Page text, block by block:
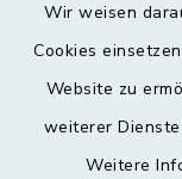
Wir weisen
Cookies
Website zu
weiterer
Weitere